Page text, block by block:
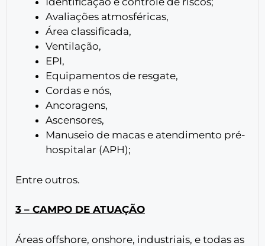
Avaliações atmosféricas,
Área classificada,
Ventilação,
EPI,
Equipamentos de resgate,
Cordas e nós,
Ancoragens,
Ascensores,
Manuseio de macas e atendimento pré-
hospitalar (APH);
Entre outros.
3 – CAMPO DE ATUAÇÃO
Áreas offshore, onshore, industriais, e todas as